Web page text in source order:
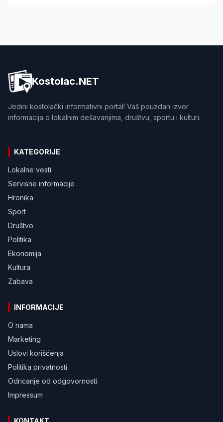
Kostolac.NET
Jedini kostolački informativni portal! Vaš pouzdan izvor
informacija o lokalnim dešavanjima, društvu, sportu i kulturi.
KATEGORIJE
Lokalne vesti
Servisne informacije
Hronika
Sport
Društvo
Politika
Ekonomija
Kultura
Zabava
INFORMACIJE
O nama
Marketing
Uslovi korišćenja
Politika privatnosti
Odricanje od odgovornosti
Impressum